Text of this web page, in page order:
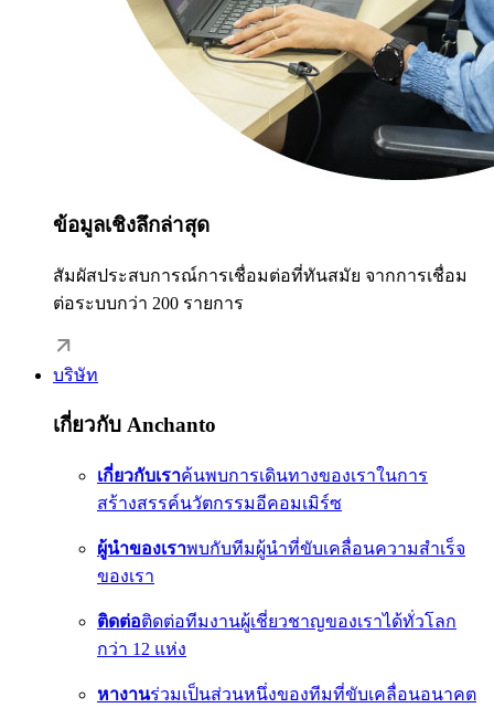
ข้อมูลเชิงลึกล่าสุด
สัมผัสประสบการณ์การเชื่อมต่อที่ทันสมัย จากการเชื่อม
ต่อระบบกว่า 200 รายการ
บริษัท
เกี่ยวกับ Anchanto
เกี่ยวกับเราค้นพบการเดินทางของเราในการ
สร้างสรรค์นวัตกรรมอีคอมเมิร์ซ
ผู้นำของเราพบกับทีมผู้นำที่ขับเคลื่อนความสำเร็จ
ของเรา
ติดต่อติดต่อทีมงานผู้เชี่ยวชาญของเราได้ทั่วโลก
กว่า 12 แห่ง
หางานร่วมเป็นส่วนหนึ่งของทีมที่ขับเคลื่อนอนาคต